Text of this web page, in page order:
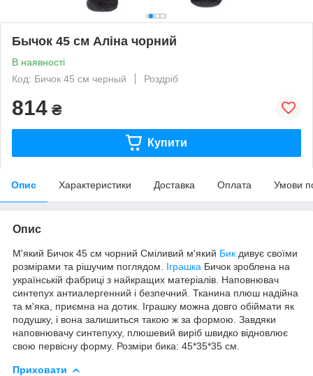
Бычок 45 см Аліна чорний
В наявності
Код: Бичок 45 см черный
Роздріб
814 ₴
Купити
Опис Характеристики Доставка Оплата Умови
Опис
М'який Бичок 45 см чорний Сміливий м'який Бик дивує своїми
розмірами та рішучим поглядом. Іграшка Бичок зроблена на
українській фабриці з найкращих матеріалів. Наповнювач
синтепух антиалергенний і безпечний. Тканина плюш надійна
та м'яка, приємна на дотик. Іграшку можна довго обіймати як
подушку, і вона залишиться такою ж за формою. Завдяки
наповнювачу синтепуху, плюшевий виріб швидко відновлює
свою первісну форму. Розміри бика: 45*35*35 см.
Приховати